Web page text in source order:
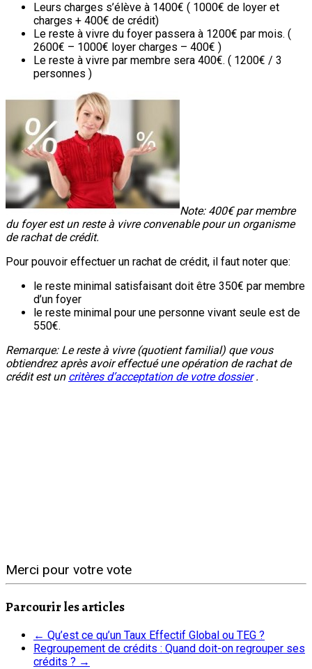
Leurs charges s’élève à 1400€ ( 1000€ de loyer et
charges + 400€ de crédit)
Le reste à vivre du foyer passera à 1200€ par mois. (
2600€ – 1000€ loyer charges – 400€ )
Le reste à vivre par membre sera 400€. ( 1200€ / 3
personnes )
Note: 400€ par membre
du foyer est un reste à vivre convenable pour un organisme
de rachat de crédit.
Pour pouvoir effectuer un rachat de crédit, il faut noter que:
le reste minimal satisfaisant doit être 350€ par membre
d’un foyer
le reste minimal pour une personne vivant seule est de
550€.
Remarque: Le reste à vivre (quotient familial) que vous
obtiendrez après avoir effectué une opération de rachat de
crédit est un critères d’acceptation de votre dossier.
Merci pour votre vote
Parcourir les articles
← Qu’est ce qu’un Taux Effectif Global ou TEG ?
Regroupement de crédits : Quand doit-on regrouper ses
crédits ? →